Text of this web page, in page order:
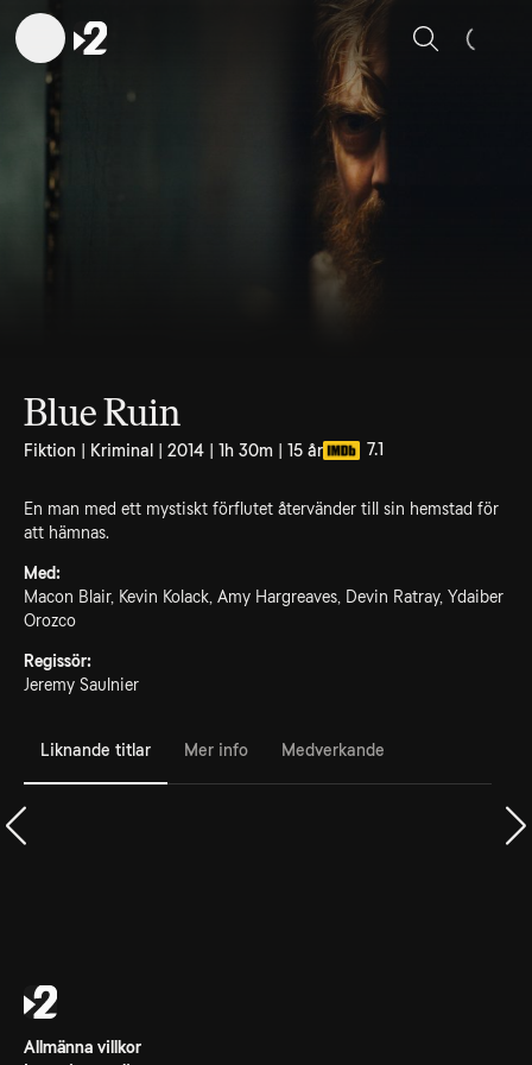
Sök
Blue Ruin
Fiktion | Kriminal | 2014 | 1h 30m | 15 år 7.1
En man med ett mystiskt förflutet återvänder till sin hemstad för
att hämnas.
Med:
Macon Blair, Kevin Kolack, Amy Hargreaves, Devin Ratray, Ydaiber
Orozco
Regissör:
Jeremy Saulnier
Liknande titlar Mer info Medverkande
Allmänna villkor